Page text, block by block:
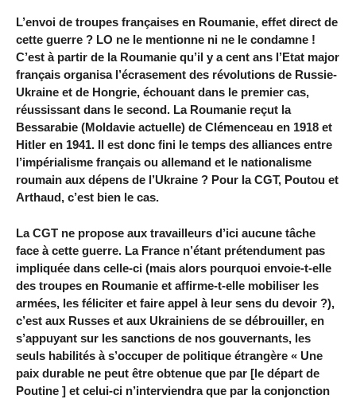
L’envoi de troupes françaises en Roumanie, effet direct de
cette guerre ? LO ne le mentionne ni ne le condamne !
C’est à partir de la Roumanie qu’il y a cent ans l’Etat major
français organisa l’écrasement des révolutions de Russie-
Ukraine et de Hongrie, échouant dans le premier cas,
réussissant dans le second. La Roumanie reçut la
Bessarabie (Moldavie actuelle) de Clémenceau en 1918 et
Hitler en 1941. Il est donc fini le temps des alliances entre
l’impérialisme français ou allemand et le nationalisme
roumain aux dépens de l’Ukraine ? Pour la CGT, Poutou et
Arthaud, c’est bien le cas.
La CGT ne propose aux travailleurs d’ici aucune tâche
face à cette guerre. La France n’étant prétendument pas
impliquée dans celle-ci (mais alors pourquoi envoie-t-elle
des troupes en Roumanie et affirme-t-elle mobiliser les
armées, les féliciter et faire appel à leur sens du devoir ?),
c’est aux Russes et aux Ukrainiens de se débrouiller, en
s’appuyant sur les sanctions de nos gouvernants, les
seuls habilités à s’occuper de politique étrangère « Une
paix durable ne peut être obtenue que par [le départ de
Poutine ] et celui-ci n’interviendra que par la conjonction